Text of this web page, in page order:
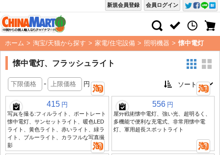
会員ログイン
新規会員登録
ホーム > 淘宝/天猫から探す > 家電/住宅設備 > 照明機器 > 懐中電灯
懐中電灯、フラッシュライト
- 円
415 円
写真を撮る:フィルライト、ポートレート
懐中電灯、サンセットライト、暖色LED
ライト、黄色ライト、赤いライト、緑ラ
イト、ブルーライト、カラフルな写真撮
影
556 円
屋外戦術懐中電灯、強い光、超明るく、
多機能で便利な充電式、非常用懐中電
灯、軍用超長スポットライト